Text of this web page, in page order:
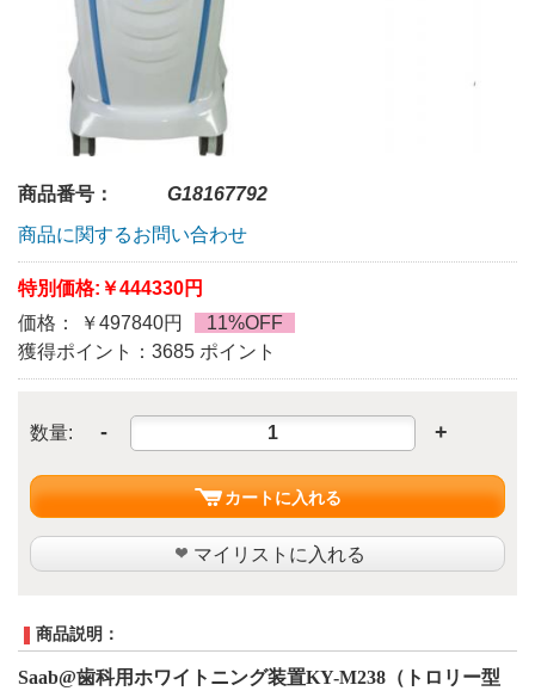
商品番号：
G18167792
商品に関するお問い合わせ
特別価格: ￥444330円
価格： ￥497840円
11%OFF
獲得ポイント：3685 ポイント
数量: - +
カートに入れる
マイリストに入れる
商品説明：
Saab@歯科用ホワイトニング装置KY-M238 （ トロリー型